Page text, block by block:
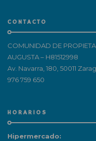
CONTACTO
COMUNIDAD DE
AUGUSTA – H81512998
Av. Navarra, 180, 50011
976 759 650
HORARIOS
Hipermercado: